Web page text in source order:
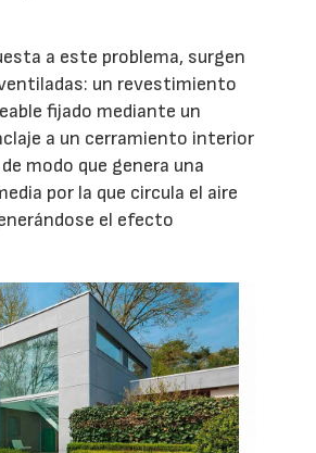
a este problema, surgen
un revestimiento
fijado mediante un
a un cerramiento interior
modo que genera una
por la que circula el aire
el efecto